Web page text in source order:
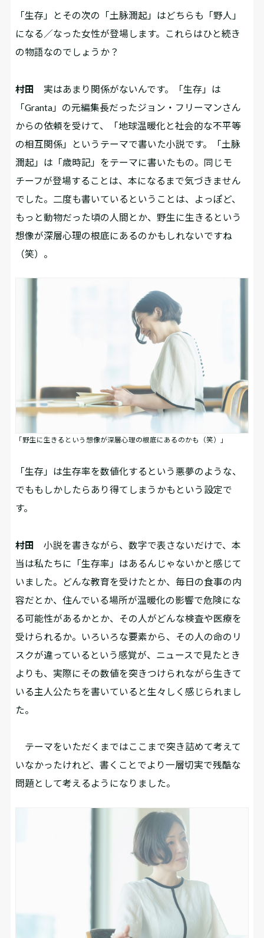
――「生存」とその次の「土脉潤起」はどちらも「野人」
になる／なった女性が登場します。これらはひと続き
の物語なのでしょうか？
村田 実はあまり関係がないんです。「生存」は
「Granta」の元編集長だったジョン・フリーマンさん
からの依頼を受けて、「地球温暖化と社会的な不平等
の相互関係」というテーマで書いた小説です。「土脉
潤起」は「歳時記」をテーマに書いたもの。同じモ
チーフが登場することは、本になるまで気づきません
でした。二度も書いているということは、よっぽど、
もっと動物だった頃の人間とか、野生に生きるという
想像が深層心理の根底にあるのかもしれないですね
（笑）。
「野生に生きるという想像が深層心理の根底にあるのかも（笑）」
――「生存」は生存率を数値化するという悪夢のような、
でももしかしたらあり得てしまうかもという設定で
す。
村田 小説を書きながら、数字で表さないだけで、本
当は私たちに「生存率」はあるんじゃないかと感じて
いました。どんな教育を受けたとか、毎日の食事の内
容だとか、住んでいる場所が温暖化の影響で危険にな
る可能性があるかとか、その人がどんな検査や医療を
受けられるか。いろいろな要素から、その人の命のリ
スクが違っているという感覚が、ニュースで見たとき
よりも、実際にその数値を突きつけられながら生きて
いる主人公たちを書いていると生々しく感じられまし
た。
テーマをいただくまではここまで突き詰めて考えて
いなかったけれど、書くことでより一層切実で残酷な
問題として考えるようになりました。